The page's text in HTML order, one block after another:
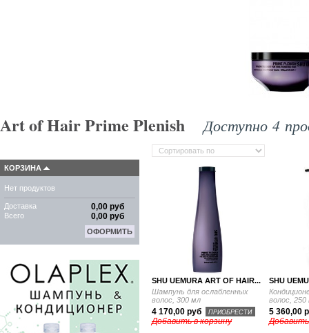
Art of Hair Prime Plenish Доступно 4
SHU UEMURA ART OF HAIR...
Шампунь для ослабленных
волос, 300 мл
4 170,00 руб ПРИОБРЕСТИ
Добавить в корзину
SHU
волос, 250
5 360,00
Добавить
КОРЗИНА
Нет продуктов
Доставка 0,00 руб
Всего 0,00 руб
ОФОРМИТЬ